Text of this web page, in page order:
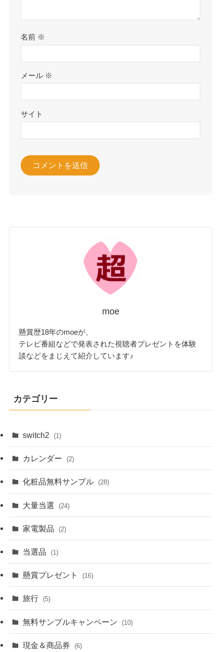
名前 ※
メール ※
サイト
moe
懸賞歴18年のmoeが、
テレビ番組などで発表された視聴者プレゼントを体験
談などをまじえて紹介しています♪
カテゴリー
switch2 (1)
カレンダー (2)
化粧品無料サンプル (28)
大量当選 (24)
家電製品 (2)
当選品 (1)
懸賞プレゼント (16)
旅行 (5)
無料サンプルキャンペーン (10)
現金＆商品券 (6)